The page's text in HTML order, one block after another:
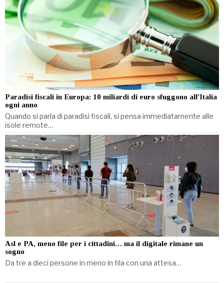
Paradisi fiscali in Europa: 10 miliardi di euro sfuggono all’Italia
ogni anno
Quando si parla di paradisi fiscali, si pensa immediatamente alle
isole remote…
Asl e PA, meno file per i cittadini… ma il digitale rimane un
sogno
Da tre a dieci persone in meno in fila con una attesa…